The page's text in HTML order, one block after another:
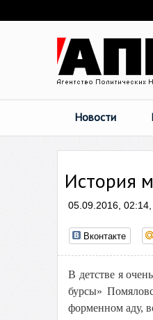
Новости
История
05.09.2016, 02:14,
Вконтакте
В детстве я
бурсы»
форменном аду,